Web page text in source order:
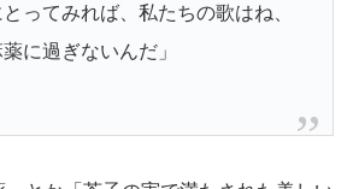
ってみれば、私たちの歌はね、
に過ぎないんだ」